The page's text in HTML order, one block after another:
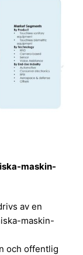
maskin-
av en
maskin-
och offentlig